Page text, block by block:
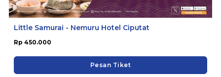
Little Samurai - Nemuru Hotel Ciputat
Rp 450.000
Pesan Tiket